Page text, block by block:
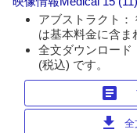
アブストラクト：
は基本料金に含ま
全文ダウンロード
(税込) です。
article
download 全